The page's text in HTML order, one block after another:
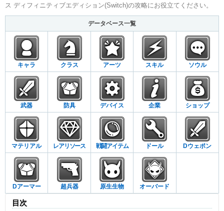
ス ディフィニティブエディション(Switch)の攻略にお役立てください。
データベース一覧
キャラ クラス アーツ スキル ソウル
武器 防具 デバイス 企業 ショップ
マテリアル レアリソース 戦闘アイテム ドール Dウェポン
Dアーマー 超兵器 原生生物 オーバード
目次